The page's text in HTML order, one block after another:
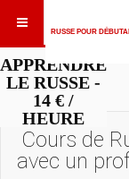
RUSSE POUR
APPRENDRE
LE RUSSE -
14 € /
HEURE
Cours de
avec un